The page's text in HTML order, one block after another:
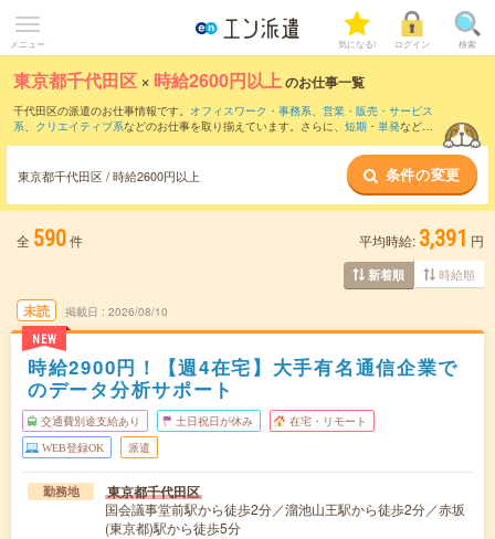
メニュー 気になる! ログイン 検索
東京都千代田区 × 時給2600円以上のお仕事一覧
千代田区の派遣のお仕事情報です。 オフィスワーク・事務系、 営業・販売・サービス
系、 クリエイティブ系などのお仕事を取り揃えています。さらに、 短期 ・ 単発などの
東京都千代田区 / 時給2600円以上 条件の変更
全 590件 平均時給: 3,391 円
新着順 時給順
未読
NEW
掲載日 2026/08/10
時給2900円！【週4在宅】大手有名通信企業で
のデータ分析サポート
交通費別途支給あり 土日祝日が休み 在宅・リモート
WEB登録OK 派遣
勤務地 東京都千代田区
国会議事堂前駅から徒歩2分／溜池山王駅から徒歩2分／赤坂
(東京都)駅から徒歩5分